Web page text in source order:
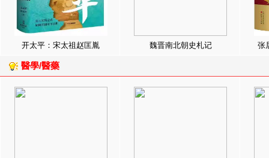
开太平：宋太祖赵匡胤 魏晋南北朝史札记 张
醫學/醫藥